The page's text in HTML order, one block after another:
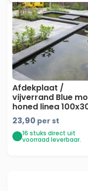
Bekijk hieronder
zwembadranden
af te werken.
Afdekplaat /
vijverrand Blue
honed linea
- maandprijs
23,90 per st
16 stuks direct uit
voorraad leverbaar.